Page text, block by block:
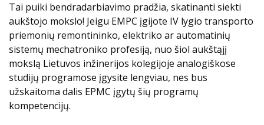
Tai puiki bendradarbiavimo pradžia, skatinanti siekti
aukštojo mokslo! Jeigu EMPC įgijote IV lygio transporto
priemonių remontininko, elektriko ar automatinių
sistemų mechatroniko profesiją, nuo šiol aukštąjį
mokslą Lietuvos inžinerijos kolegijoje analogiškose
studijų programose įgysite lengviau, nes bus
užskaitoma dalis EPMC įgytų šių programų
kompetencijų.